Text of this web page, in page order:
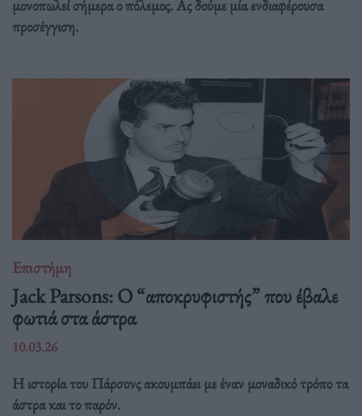
μονοπωλεί σήμερα ο πόλεμος. Ας δούμε μία ενδιαφέρουσα
προσέγγιση.
Επιστήμη
Jack Parsons: O “αποκρυφιστής” που έβαλε
φωτιά στα άστρα
10.03.26
Η ιστορία του Πάρσονς ακουμπάει με έναν μοναδικό τρόπο τα
άστρα και το παρόν.